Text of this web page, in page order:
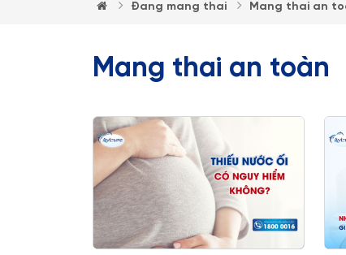
Đang mang thai Mang thai an
Mang thai an toàn